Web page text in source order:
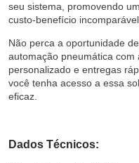
seu sistema, promovendo
custo-benefício incomparável.
Não perca a oportunidade
automação pneumática
personalizado e entregas
você tenha acesso a essa
eficaz.
Dados Técnicos: